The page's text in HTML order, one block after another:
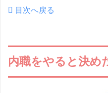
目次へ戻る
内職をやると決め